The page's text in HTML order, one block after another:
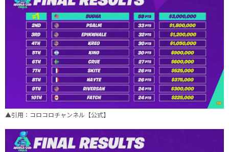
▲引用：コロコロチャンネル【公式】